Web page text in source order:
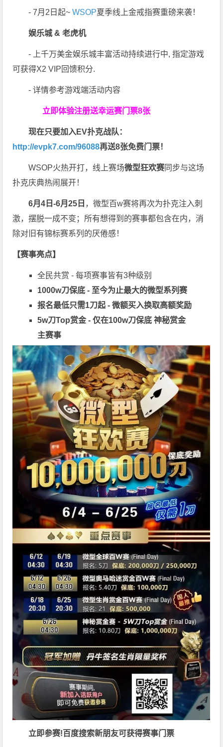
- 7月2日起~WSOP夏季线上金戒指赛重磅来袭！
娱乐城 & 老虎机
- 上千万美金娱乐城丰富活动持续进行中, 指定游戏
可获得X2 VIP回馈积分.
- 详情参考游戏端活动内容
立即体验注册送幸运赛门票8张
现在只要加入EV扑克战队：
http://evpk7.com/96088再送8张免费门票！
WSOP火热开打，线上赛场微型狂欢赛同步与这场
扑克庆典热闹展开！
6月4日-6月25日 ，微型百w赛将再次为扑克注入刺
激，摆脱一成不变；所有想得到的赛事都包含在内，消
除对旧有锦标赛系列的厌倦感！
【赛事亮点】
全民共赏 - 每项赛事皆有3种级别
1000w刀保底 - 至今为止最大的微型系列赛
报名最低只需1刀起 - 微额买入换取高额奖励
5w刀Top赏金 - 仅在100w刀保底 神秘赏金
主赛事
立即参赛!百度搜索新朋友可获得赛事门票